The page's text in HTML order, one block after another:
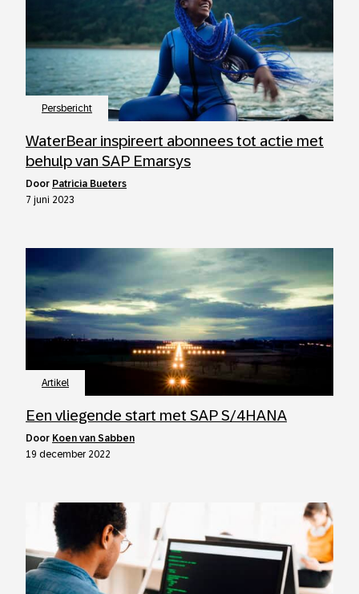
Persbericht
WaterBear inspireert abonnees tot actie met
behulp van SAP Emarsys
door Patricia Bueters
7 juni 2023
Artikel
Een vliegende start met SAP S/4HANA
door Koen van Sabben
19 december 2022